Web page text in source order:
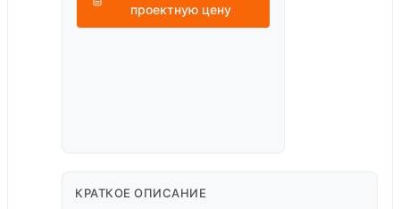
проектную цену
КРАТКОЕ ОПИСАНИЕ